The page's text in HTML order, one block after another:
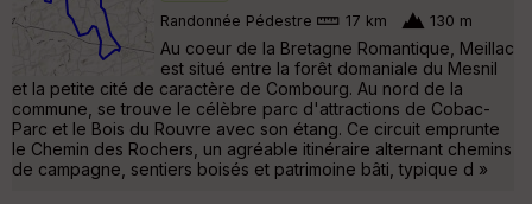
Randonnée Pédestre 17 km 130 m
Au coeur de la Bretagne Romantique, Meillac
est situé entre la forêt domaniale du Mesnil
et la petite cité de caractère de Combourg. Au nord de la
commune, se trouve le célèbre parc d'attractions de Cobac-
Parc et le Bois du Rouvre avec son étang. Ce circuit emprunte
le Chemin des Rochers, un agréable itinéraire alternant chemins
de campagne, sentiers boisés et patrimoine bâti, typique d »